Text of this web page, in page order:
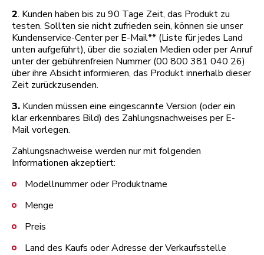
2. Kunden haben bis zu 90 Tage Zeit, das Produkt zu
testen. Sollten sie nicht zufrieden sein, können sie unser
Kundenservice-Center per E-Mail** (Liste für jedes Land
unten aufgeführt), über die sozialen Medien oder per Anruf
unter der gebührenfreien Nummer (00 800 381 040 26)
über ihre Absicht informieren, das Produkt innerhalb dieser
Zeit zurückzusenden.
3. Kunden müssen eine eingescannte Version (oder ein
klar erkennbares Bild) des Zahlungsnachweises per E-
Mail vorlegen.
Zahlungsnachweise werden nur mit folgenden
Informationen akzeptiert:
Modellnummer oder Produktname
Menge
Preis
Land des Kaufs oder Adresse der Verkaufsstelle